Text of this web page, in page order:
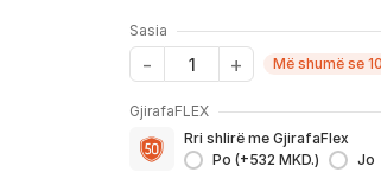
Sasia
Më shumë se
GjirafaFLEX
Rri shlirë me GjirafaFlex
Po (+532 MKD.)
Jo
Me GjirafaFLEX përfitoni:
-Prioritetpër zgjidhjen e
- Kontakt brenda
24 hpër